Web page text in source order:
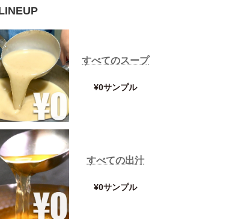
すべてのスープ
¥0サンプル
すべての出汁
¥0サンプル